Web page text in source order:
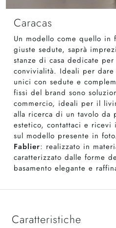
Caracas
Un modello come quello in
giuste sedute, saprà
stanze di casa dedicate per
convivialità. Ideali per
unici con sedute e
fissi del brand sono
commercio, ideali per il
alla ricerca di un tavolo da
estetico, contattaci e ricevi
sul modello presente in foto.
Fablier: realizzato in
caratterizzato dalle forme
basamento elegante e
Caratteristiche